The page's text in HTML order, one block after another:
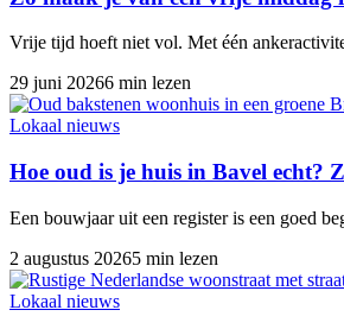
Vrije tijd hoeft niet vol. Met één
29 juni 20266 min lezen
Lokaal nieuws
Hoe oud is je huis in Bavel echt?
Een bouwjaar uit een register is een goed
2 augustus 20265 min lezen
Lokaal nieuws